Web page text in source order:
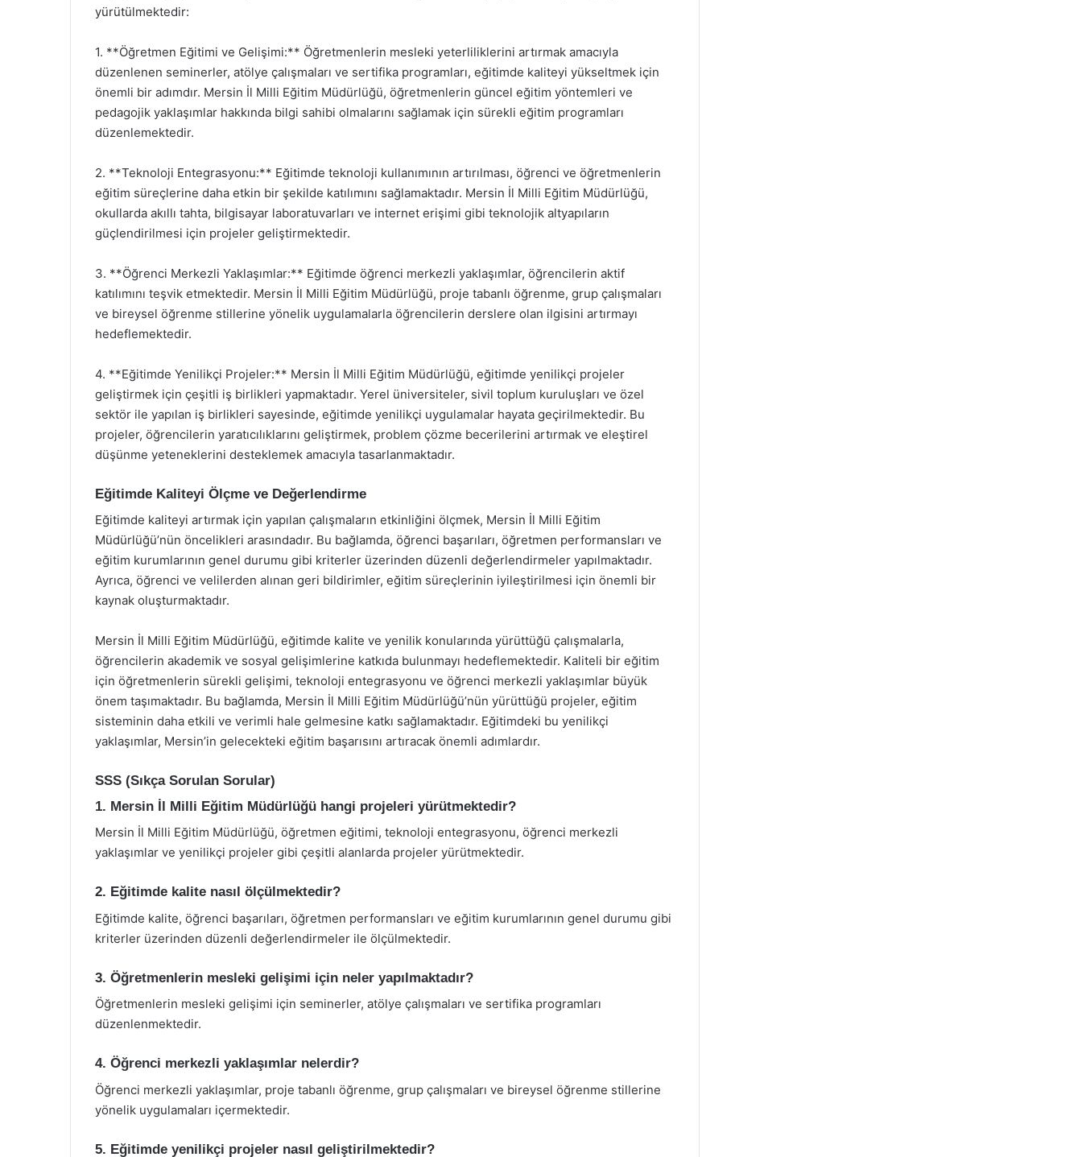
yürütülmektedir:
1. **Öğretmen Eğitimi ve Gelişimi:** Öğretmenlerin mesleki yeterliliklerini artırmak amacıyla
düzenlenen seminerler, atölye çalışmaları ve sertifika programları, eğitimde kaliteyi yükseltmek için
önemli bir adımdır. Mersin İl Milli Eğitim Müdürlüğü, öğretmenlerin güncel eğitim yöntemleri ve
pedagojik yaklaşımlar hakkında bilgi sahibi olmalarını sağlamak için sürekli eğitim programları
düzenlemektedir.
2. **Teknoloji Entegrasyonu:** Eğitimde teknoloji kullanımının artırılması, öğrenci ve öğretmenlerin
eğitim süreçlerine daha etkin bir şekilde katılımını sağlamaktadır. Mersin İl Milli Eğitim Müdürlüğü,
okullarda akıllı tahta, bilgisayar laboratuvarları ve internet erişimi gibi teknolojik altyapıların
güçlendirilmesi için projeler geliştirmektedir.
3. **Öğrenci Merkezli Yaklaşımlar:** Eğitimde öğrenci merkezli yaklaşımlar, öğrencilerin aktif
katılımını teşvik etmektedir. Mersin İl Milli Eğitim Müdürlüğü, proje tabanlı öğrenme, grup çalışmaları
ve bireysel öğrenme stillerine yönelik uygulamalarla öğrencilerin derslere olan ilgisini artırmayı
hedeflemektedir.
4. **Eğitimde Yenilikçi Projeler:** Mersin İl Milli Eğitim Müdürlüğü, eğitimde yenilikçi projeler
geliştirmek için çeşitli iş birlikleri yapmaktadır. Yerel üniversiteler, sivil toplum kuruluşları ve özel
sektör ile yapılan iş birlikleri sayesinde, eğitimde yenilikçi uygulamalar hayata geçirilmektedir. Bu
projeler, öğrencilerin yaratıcılıklarını geliştirmek, problem çözme becerilerini artırmak ve eleştirel
düşünme yeteneklerini desteklemek amacıyla tasarlanmaktadır.
Eğitimde Kaliteyi Ölçme ve Değerlendirme
Eğitimde kaliteyi artırmak için yapılan çalışmaların etkinliğini ölçmek, Mersin İl Milli Eğitim
Müdürlüğü’nün öncelikleri arasındadır. Bu bağlamda, öğrenci başarıları, öğretmen performansları ve
eğitim kurumlarının genel durumu gibi kriterler üzerinden düzenli değerlendirmeler yapılmaktadır.
Ayrıca, öğrenci ve velilerden alınan geri bildirimler, eğitim süreçlerinin iyileştirilmesi için önemli bir
kaynak oluşturmaktadır.
Mersin İl Milli Eğitim Müdürlüğü, eğitimde kalite ve yenilik konularında yürüttüğü çalışmalarla,
öğrencilerin akademik ve sosyal gelişimlerine katkıda bulunmayı hedeflemektedir. Kaliteli bir eğitim
için öğretmenlerin sürekli gelişimi, teknoloji entegrasyonu ve öğrenci merkezli yaklaşımlar büyük
önem taşımaktadır. Bu bağlamda, Mersin İl Milli Eğitim Müdürlüğü’nün yürüttüğü projeler, eğitim
sisteminin daha etkili ve verimli hale gelmesine katkı sağlamaktadır. Eğitimdeki bu yenilikçi
yaklaşımlar, Mersin’in gelecekteki eğitim başarısını artıracak önemli adımlardır.
SSS (Sıkça Sorulan Sorular)
1. Mersin İl Milli Eğitim Müdürlüğü hangi projeleri yürütmektedir?
Mersin İl Milli Eğitim Müdürlüğü, öğretmen eğitimi, teknoloji entegrasyonu, öğrenci merkezli
yaklaşımlar ve yenilikçi projeler gibi çeşitli alanlarda projeler yürütmektedir.
2. Eğitimde kalite nasıl ölçülmektedir?
Eğitimde kalite, öğrenci başarıları, öğretmen performansları ve eğitim kurumlarının genel durumu gibi
kriterler üzerinden düzenli değerlendirmeler ile ölçülmektedir.
3. Öğretmenlerin mesleki gelişimi için neler yapılmaktadır?
Öğretmenlerin mesleki gelişimi için seminerler, atölye çalışmaları ve sertifika programları
düzenlenmektedir.
4. Öğrenci merkezli yaklaşımlar nelerdir?
Öğrenci merkezli yaklaşımlar, proje tabanlı öğrenme, grup çalışmaları ve bireysel öğrenme stillerine
yönelik uygulamaları içermektedir.
5. Eğitimde yenilikçi projeler nasıl geliştirilmektedir?